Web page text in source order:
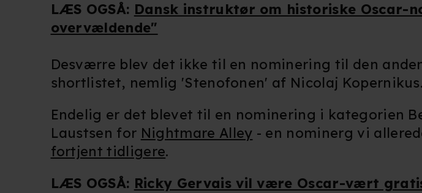
LÆS OGSÅ: Dansk instruktør om historiske Oscar-
overvældende"
Desværre blev det ikke til en nominering til den
shortlistet, nemlig 'Stenofonen' af Nicolaj Kopernikus.
Endelig er det blevet til en nominering i kategorien
Laustsen for Nightmare Alley - en nominerg vi
fortjent tidligere.
LÆS OGSÅ: Ricky Gervais vil være Oscar-vært